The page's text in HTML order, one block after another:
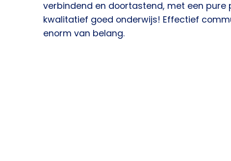
verbindend en doortastend, met een pure
kwalitatief goed onderwijs! Effectief
enorm van belang.